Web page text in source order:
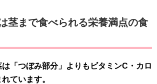
茎まで食べられる栄養満点の食
は 「つぼみ部分」よりも ビタミンC・カロ
ています。